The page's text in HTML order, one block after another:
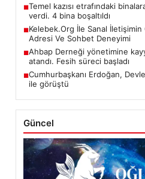
■Temel kazısı etrafındaki
verdi. 4 bina boşaltıldı
■Kelebek.Org İle Sanal İletişimin
Adresi Ve Sohbet Deneyimi
■Ahbap Derneği yönetimine
atandı. Fesih süreci başladı
■Cumhurbaşkanı Erdoğan,
ile görüştü
Güncel